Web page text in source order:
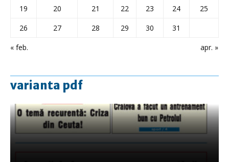
« feb. apr. »
19
20 21 22 23 24
25
26
27 28 29 30 31
varianta pdf